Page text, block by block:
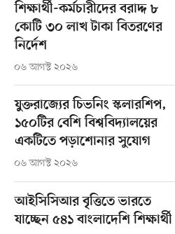
শিক্ষার্থী-কর্মচারীদের বরাদ্দ ৮
কোটি ৩০ লাখ টাকা বিতরণের
নির্দেশ
০৬ আগস্ট ২০২৬
যুক্তরাজ্যের চিভনিং স্কলারশিপ,
১৫০টির বেশি বিশ্ববিদ্যালয়ের
একটিতে পড়াশোনার সুযোগ
০৬ আগস্ট ২০২৬
আইসিসিআর বৃত্তিতে ভারতে
যাচ্ছেন ৫৪১ বাংলাদেশি শিক্ষার্থী